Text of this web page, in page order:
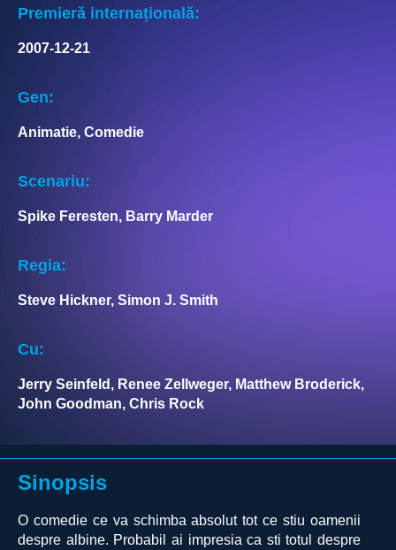
Premieră internațională:
2007-12-21
Gen:
Animatie, Comedie
Scenariu:
Spike Feresten, Barry Marder
Regia:
Steve Hickner, Simon J. Smith
Cu:
Jerry Seinfeld, Renee Zellweger, Matthew Broderick,
John Goodman, Chris Rock
Sinopsis
O comedie ce va schimba absolut tot ce stiu oamenii
despre albine. Probabil ai impresia ca sti totul despre